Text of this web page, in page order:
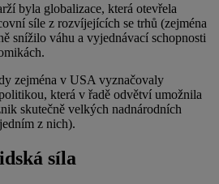
byla globalizace, která otevřela
síle z rozvíjejících se trhů (zejména
snížilo váhu a vyjednávací schopnosti
zejména v USA vyznačovaly
která v řadě odvětví umožnila
skutečně velkých nadnárodních
z nich).
síla